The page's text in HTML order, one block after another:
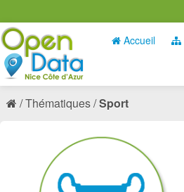
Accueil
Thématiques Sport